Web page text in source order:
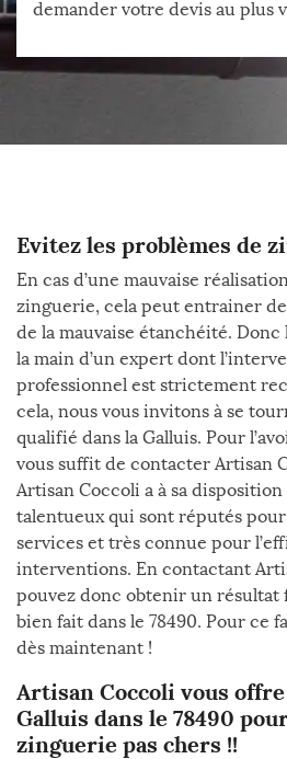
demander votre devis au plus
Evitez les problèmes de
En cas d’une mauvaise
zinguerie, cela peut entrainer
de la mauvaise étanchéité.
la main d’un expert dont
professionnel est strictement
cela, nous vous invitons à se
qualifié dans la Galluis. Pour
vous suffit de contacter Artisan
Artisan Coccoli a à sa
talentueux qui sont réputés
services et très connue pour
interventions. En contactant
pouvez donc obtenir un résultat
bien fait dans le 78490. Pour ce
dès maintenant !
Artisan Coccoli vous
Galluis dans le 78490
zinguerie pas chers !!